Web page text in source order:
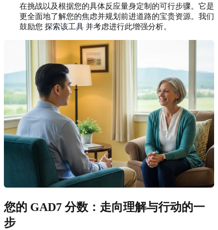
在挑战以及根据您的具体反应量身定制的可行步骤。它是
更全面地了解您的焦虑并规划前进道路的宝贵资源。我们
鼓励您 探索该工具 并考虑进行此增强分析。
您的 GAD7 分数：走向理解与行动的一
步